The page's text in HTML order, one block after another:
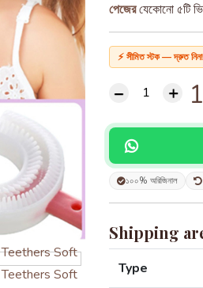
পেজেরযেকোনো ৫টি
⚡ সীমিত স্টক — দ্রুত নিন!
১০০% অরিজিনাল
Shipping
Type